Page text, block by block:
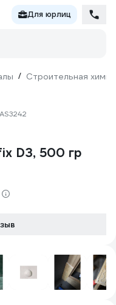
Для юрлиц
/ Строительная химия
D3, 500 гр